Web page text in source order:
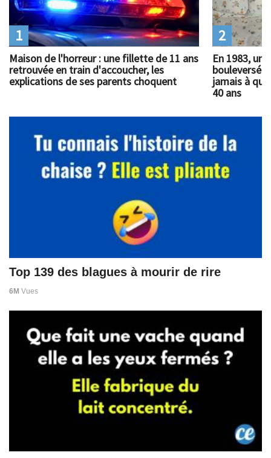
Maison de l'horreur : une fillette de 11 ans
retrouvée en train d'accoucher, les
explications de ses parents choquent
1
En 1983, un
bouleversé
jamais à
40 ans
2
Top 139 des blagues à mourir de rire
6M Vues